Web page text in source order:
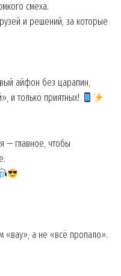
смеха.
и решений, за которые
айфон без царапин,
и только приятных!
— главное, чтобы
«вау», а не «всё пропало».